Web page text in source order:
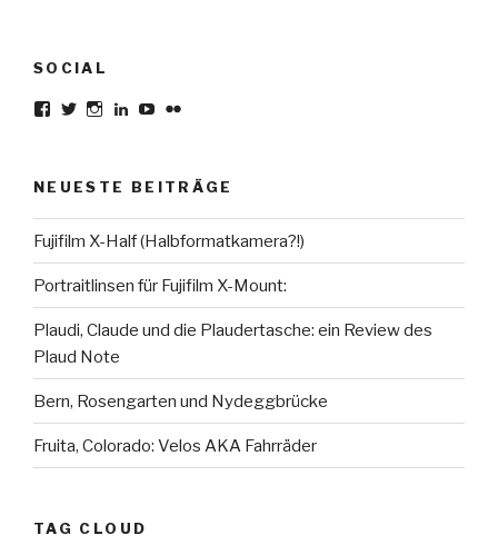
SOCIAL
Profil
Facebook
anzeigen
Profil
Twitter
anzeigen
Profil
Instagram
anzeigen
Profil
LinkedIn
anzeigen
Profil
YouTube
anzeigen
Profil
Flickr
anzeigen
NEUESTE BEITRÄGE
Fujifilm X-Half (Halbformatkamera?!)
Portraitlinsen für Fujifilm X-Mount:
Plaudi, Claude und die Plaudertasche: ein Review des
Plaud Note
Bern, Rosengarten und Nydeggbrücke
Fruita, Colorado: Velos AKA Fahrräder
TAG CLOUD